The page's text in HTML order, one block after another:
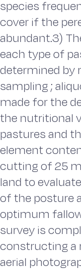
species
cover if the
abundant.3)
each type of
determined by
sampling ;
made for the
the nutritional
pastures and
element
cutting of 25
land to
of the posture
optimum
survey is
constructing a
aerial